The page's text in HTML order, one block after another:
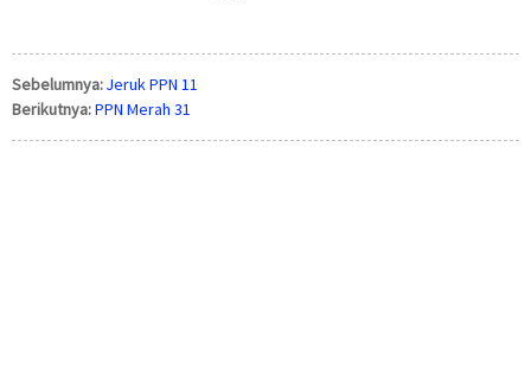
Sebelumnya:Jeruk PPN 11
Berikutnya:PPN Merah 31